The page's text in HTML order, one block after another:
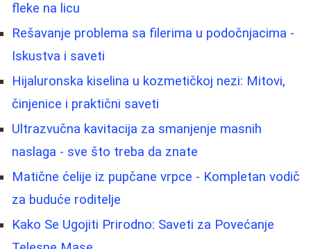
fleke na licu
Rešavanje problema sa filerima u podočnjacima -
Iskustva i saveti
Hijaluronska kiselina u kozmetičkoj nezi: Mitovi,
činjenice i praktični saveti
Ultrazvučna kavitacija za smanjenje masnih
naslaga - sve što treba da znate
Matične ćelije iz pupčane vrpce - Kompletan vodič
za buduće roditelje
Kako Se Ugojiti Prirodno: Saveti za Povećanje